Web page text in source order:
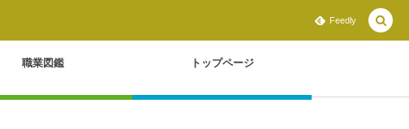
Feedly
職業図鑑 トップページ